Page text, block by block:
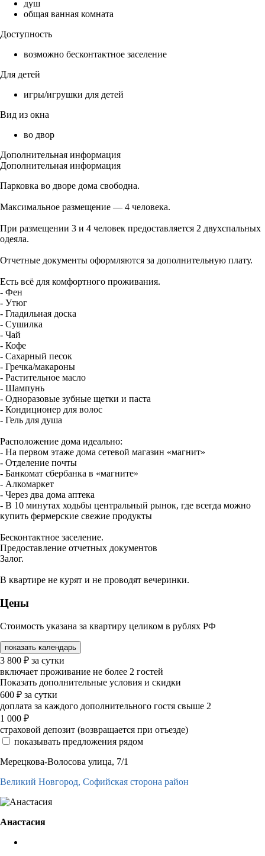
душ
общая ванная комната
Доступность
возможно бесконтактное заселение
Для детей
игры/игрушки для детей
Вид из окна
во двор
Дополнительная информация
Дополнительная информация
Парковка во дворе дома свободна.
Максимальное размещение — 4 человека.
При размещении 3 и 4 человек предоставляется 2 двухспальных
одеяла.
Отчетные документы оформляются за дополнительную плату.
Есть всё для комфортного проживания.
- Фен
- Утюг
- Гладильная доска
- Сушилка
- Чай
- Кофе
- Сахарный песок
- Гречка/макароны
- Растительное масло
- Шампунь
- Одноразовые зубные щетки и паста
- Кондиционер для волос
- Гель для душа
Расположение дома идеально:
- На первом этаже дома сетевой магазин «магнит»
- Отделение почты
- Банкомат сбербанка в «магните»
- Алкомаркет
- Через два дома аптека
- В 10 минутах ходьбы центральный рынок, где всегда можно
купить фермерские свежие продукты
Бесконтактное заселение.
Предоставление отчетных документов
Залог.
В квартире не курят и не проводят вечеринки.
Цены
Стоимость указана за квартиру целиком в рублях РФ
показать календарь
3 800 ₽ за сутки
включает проживание не более 2 гостей
Показать дополнительные условия и скидки
600 ₽ за сутки
доплата за каждого дополнительного гостя свыше 2
1 000 ₽
страховой депозит (возвращается при отъезде)
показывать предложения рядом
Мерецкова-Волосова улица, 7/1
Великий Новгород, Софийская сторона район
Анастасия